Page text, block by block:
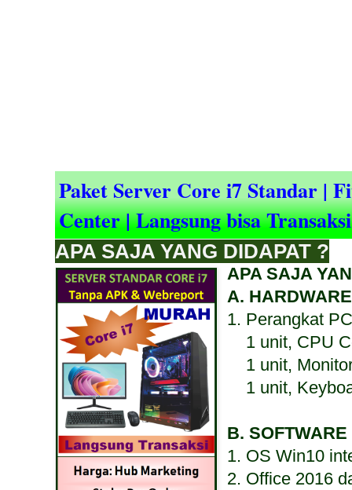
Paket Server Core i7 Standar |
Center | Langsung bisa Transaksi
APA SAJA YANG DIDAPAT ?
APA SAJA
A. HARDWARE
1. Perangkat
1 unit, CPU
1 unit,
1 unit,
B.
1. OS Win10
2. Office 2016